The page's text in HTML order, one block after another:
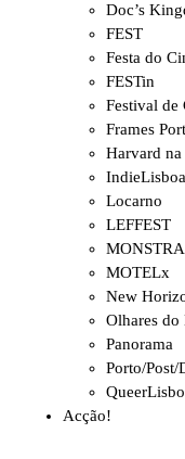
Doc’s
FEST
Festa do
FESTin
Festival de
Frames
Harvard
IndieLisboa
Locarno
LEFFEST
MONSTRA
MOTELx
New
Olhares do
Panorama
Porto/Post/
Acção!